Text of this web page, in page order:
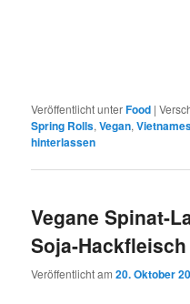
Veröffentlicht unterFood |
Spring Rolls,Vegan,
hinterlassen
Vegane Spinat-
Soja-Hackfleisch
Veröffentlicht am20. Oktober